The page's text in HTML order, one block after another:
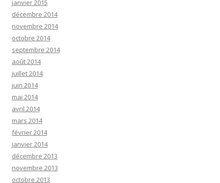
janvier 2015
décembre 2014
novembre 2014
octobre 2014
septembre 2014
août 2014
juillet 2014
juin 2014
mai 2014
avril 2014
mars 2014
février 2014
janvier 2014
décembre 2013
novembre 2013
octobre 2013